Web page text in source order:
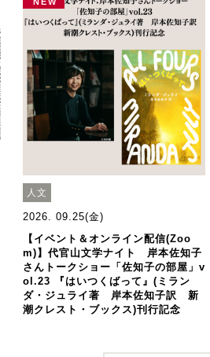
人文
2026. 09.25(金)
【イベント＆オンライン配信(Zoo
m)】代官山文学ナイト 岸本佐知子
さんトークショー「佐知子の部屋」v
ol.23 『はいつくばって』(ミラン
ダ・ジュライ著 岸本佐知子訳 新
潮クレスト・ブックス)刊行記念